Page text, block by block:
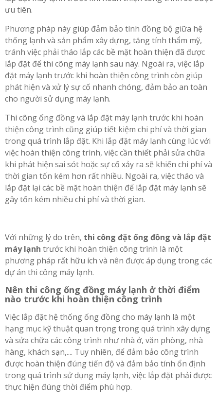
ưu tiên.
Phương pháp này giúp đảm bảo tính đồng bộ giữa hệ
thống lạnh và sản phẩm xây dựng, tăng tính thẩm mỹ,
tránh việc phải tháo lắp các bề mặt hoàn thiện đã được
lắp đặt để thi công máy lạnh sau này. Ngoài ra, việc lắp
đặt máy lạnh trước khi hoàn thiện công trình còn giúp
phát hiện và xử lý sự cố nhanh chóng, đảm bảo an toàn
cho người sử dụng máy lạnh.
Thi công ống đồng và lắp đặt máy lạnh trước khi hoàn
thiện công trình cũng giúp tiết kiệm chi phí và thời gian
trong quá trình lắp đặt. Khi lắp đặt máy lạnh cùng lúc với
việc hoàn thiện công trình, việc cần thiết phải sửa chữa
khi phát hiện sai sót hoặc sự cố xảy ra sẽ khiến chi phí và
thời gian tốn kém hơn rất nhiều. Ngoài ra, việc tháo và
lắp đặt lại các bề mặt hoàn thiện để lắp đặt máy lạnh sẽ
gây tốn kém nhiều chi phí và thời gian.
Với những lý do trên, thi công đặt ống đồng và lắp đặt
máy lạnh trước khi hoàn thiện công trình là một
phương pháp rất hữu ích và nên được áp dụng trong các
dự án thi công máy lạnh.
Nên thi công ống đồng máy lạnh ở thời điểm
nào trước khi hoàn thiện công trình
Việc lắp đặt hệ thống ống đồng cho máy lạnh là một
hạng mục kỹ thuật quan trọng trong quá trình xây dựng
và sửa chữa các công trình như nhà ở, văn phòng, nhà
hàng, khách sạn,.... Tuy nhiên, để đảm bảo công trình
được hoàn thiện đúng tiến độ và đảm bảo tính ổn định
trong quá trình sử dụng máy lạnh, việc lắp đặt phải được
thực hiện đúng thời điểm phù hợp.